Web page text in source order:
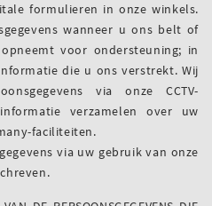
formulieren in onze winkels.
wanneer u ons belt of
voor ondersteuning; in
die u ons verstrekt. Wij
via onze CCTV-
verzamelen over uw
faciliteiten.
via uw gebruik van onze